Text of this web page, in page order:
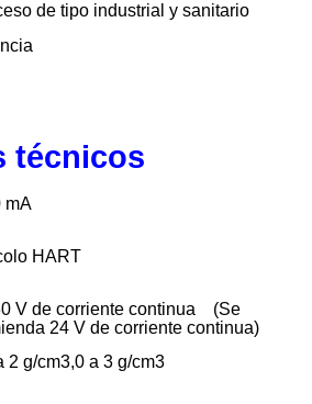
de tipo industrial y sanitario
técnicos
mA
HART
V de corriente continua
(Se
24 V de corriente continua)
2 g/cm3,0 a 3 g/cm3